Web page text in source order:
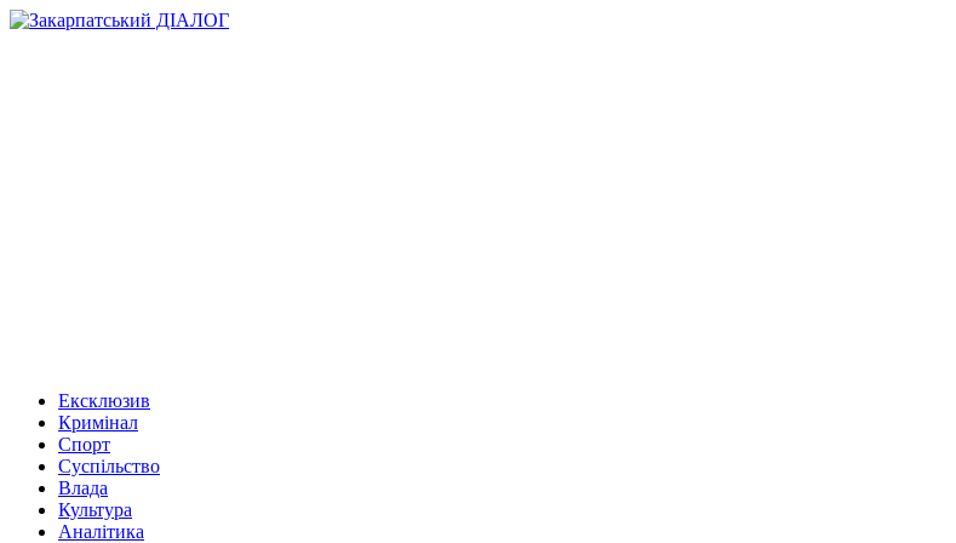
Ексклюзив
Кримінал
Спорт
Суспільство
Влада
Культура
Аналітика